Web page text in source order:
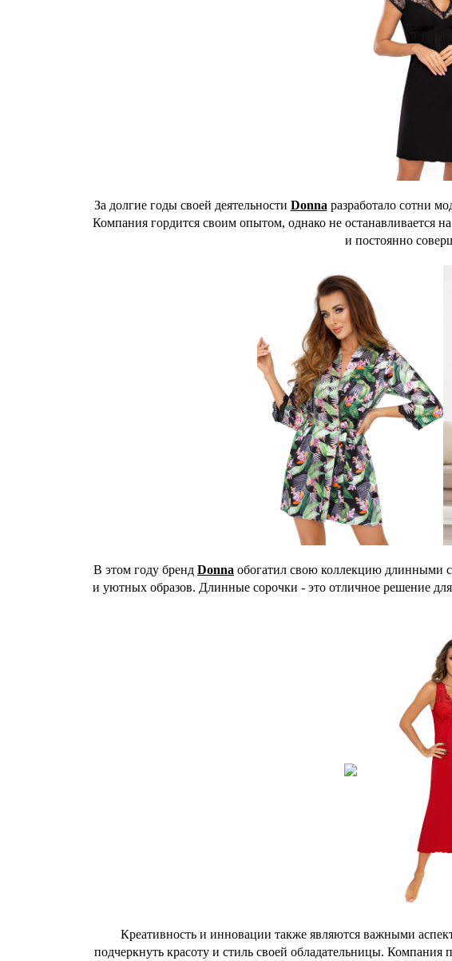
За долгие годы своей деятельности Donna разработало сотни
Компания гордится своим опытом, однако не останавливается
и постоянно
В этом году бренд Donna обогатил свою коллекцию длинными
и уютных образов. Длинные сорочки - это отличное решение
Креативность и инновации также являются важными
подчеркнуть красоту и стиль своей обладательницы.